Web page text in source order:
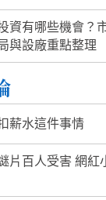
資有哪些機會？
與設廠重點整理
薪水這件事情
片百人受害 網紅